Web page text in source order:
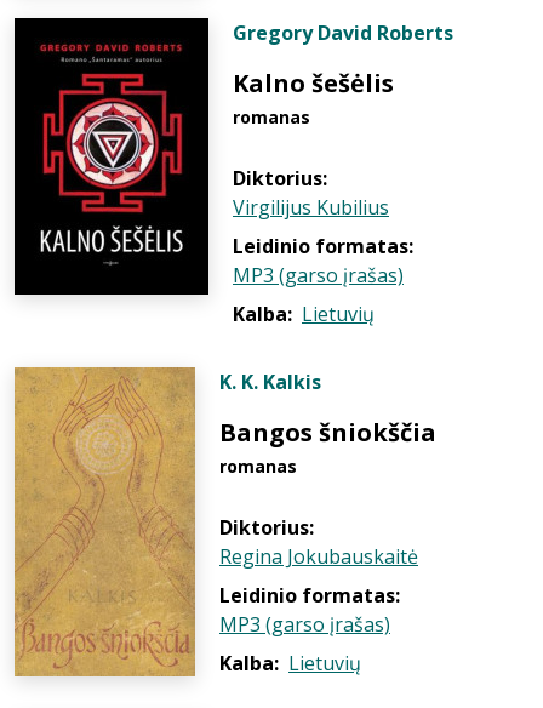
Gregory David Roberts
Kalno šešėlis
romanas
Diktorius:
Virgilijus Kubilius
Leidinio formatas:
MP3 (garso įrašas)
Kalba: Lietuvių
K. K. Kalkis
Bangos šniokščia
romanas
Diktorius:
Regina Jokubauskaitė
Leidinio formatas:
MP3 (garso įrašas)
Kalba: Lietuvių